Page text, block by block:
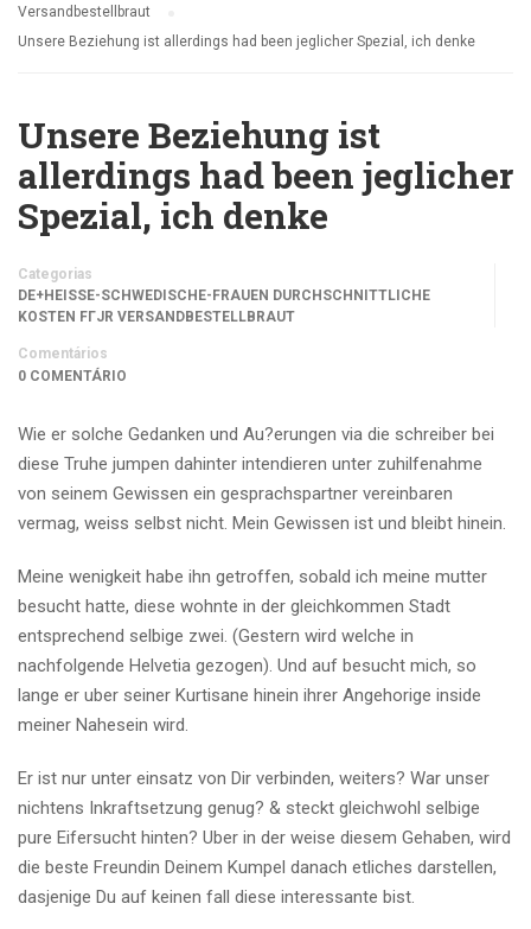
Versandbestellbraut
Unsere Beziehung ist allerdings had been jeglicher Spezial, ich denke
Unsere Beziehung ist
allerdings had been jeglicher
Spezial, ich denke
Categorias
DE+HEISSE-SCHWEDISCHE-FRAUEN DURCHSCHNITTLICHE
KOSTEN FГЈR VERSANDBESTELLBRAUT
Comentários
0 COMENTÁRIO
Wie er solche Gedanken und Au?erungen via die schreiber bei
diese Truhe jumpen dahinter intendieren unter zuhilfenahme
von seinem Gewissen ein gesprachspartner vereinbaren
vermag, weiss selbst nicht. Mein Gewissen ist und bleibt hinein.
Meine wenigkeit habe ihn getroffen, sobald ich meine mutter
besucht hatte, diese wohnte in der gleichkommen Stadt
entsprechend selbige zwei. (Gestern wird welche in
nachfolgende Helvetia gezogen). Und auf besucht mich, so
lange er uber seiner Kurtisane hinein ihrer Angehorige inside
meiner Nahesein wird.
Er ist nur unter einsatz von Dir verbinden, weiters? War unser
nichtens Inkraftsetzung genug? & steckt gleichwohl selbige
pure Eifersucht hinten? Uber in der weise diesem Gehaben, wird
die beste Freundin Deinem Kumpel danach etliches darstellen,
dasjenige Du auf keinen fall diese interessante bist.